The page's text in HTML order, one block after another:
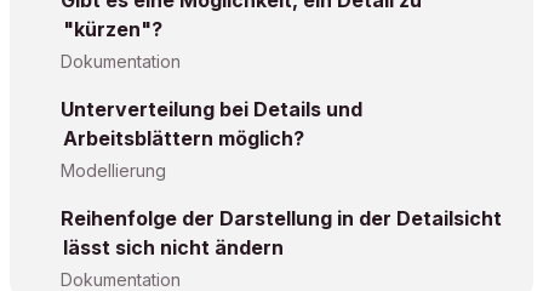
"kürzen"?
Dokumentation
Unterverteilung bei Details und
Arbeitsblättern möglich?
Modellierung
Reihenfolge der Darstellung in der Detailsicht
lässt sich nicht ändern
Dokumentation